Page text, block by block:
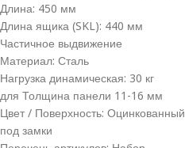
Длина: 450 мм
Длина ящика (SKL): 440 мм
Частичное выдвижение
Материал: Сталь
Нагрузка динамическая: 30 кг
для Толщина панели 11-16 мм
Цвет / Поверхность: Оцинкованный
под замки